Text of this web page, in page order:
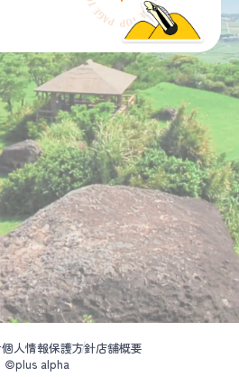
個人情報保護方針店舗概要
©plus alpha